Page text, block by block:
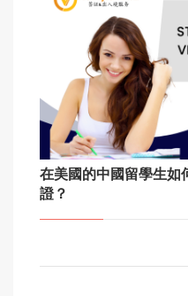
在美國的中國留學生如
證？